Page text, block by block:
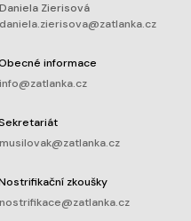
Daniela Zierisová
daniela.zierisova@zatlanka.cz
informace
info@zatlanka.cz
musilovak@zatlanka.cz
zkoušky
nostrifikace@zatlanka.cz